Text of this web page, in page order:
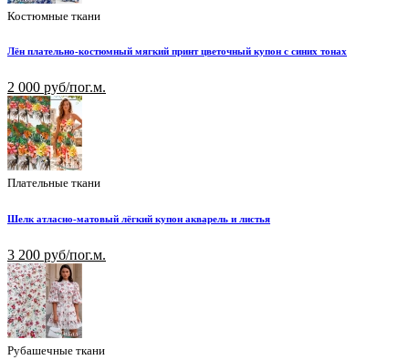
Костюмные ткани
Лён плательно-костюмный мягкий принт цветочный купон с синих тонах
2 000 руб/пог.м.
Плательные ткани
Шелк атласно-матовый лёгкий купон акварель и листья
3 200 руб/пог.м.
Рубашечные ткани